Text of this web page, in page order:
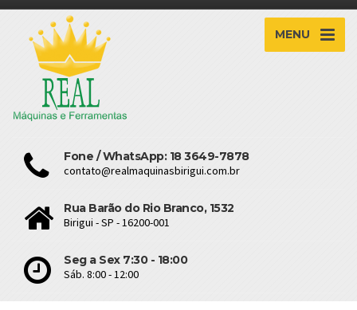
MENU
Fone / WhatsApp: 18 3649-7878
contato@realmaquinasbirigui.com.br
Rua Barão do Rio Branco, 1532
Birigui - SP - 16200-001
Seg a Sex 7:30 - 18:00
Sáb. 8:00 - 12:00